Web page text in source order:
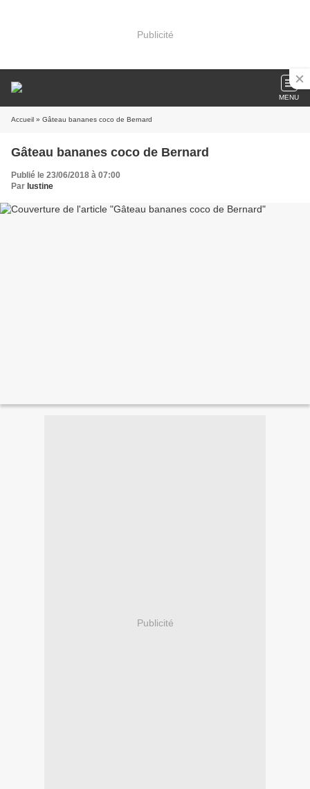
Publicité
MENU
Accueil » Gâteau bananes coco de Bernard
Gâteau bananes coco de Bernard
Publié le 23/06/2018 à 07:00
Par lustine
Publicité